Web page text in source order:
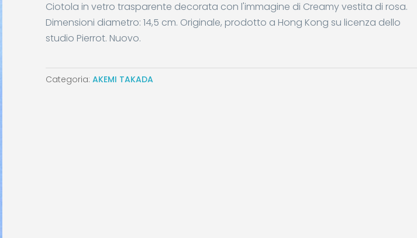
Ciotola in vetro trasparente decorata con l'immagine di Creamy vestita di rosa.
Dimensioni diametro: 14,5 cm. Originale, prodotto a Hong Kong su licenza dello
studio Pierrot. Nuovo.
Categoria: AKEMI TAKADA